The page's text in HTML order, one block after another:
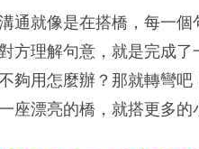
通就像是在搭橋，每一
方理解句意，就是完成了
夠用怎麼辦？那就轉彎吧
座漂亮的橋，就搭更多